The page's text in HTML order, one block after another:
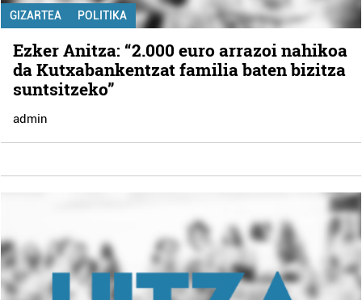
GIZARTEA POLITIKA
Ezker Anitza: “2.000 euro arrazoi nahikoa
da Kutxabankentzat familia baten bizitza
suntsitzeko”
admin